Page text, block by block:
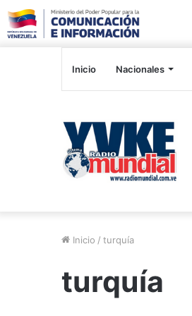
Inicio Nacionales
Inicio / turquía
turquía